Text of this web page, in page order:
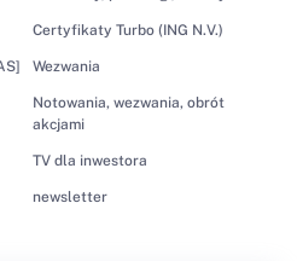
Certyfikaty Turbo (ING N.V.)
Wezwania
Notowania, wezwania, obrót
akcjami
TV dla inwestora
newsletter